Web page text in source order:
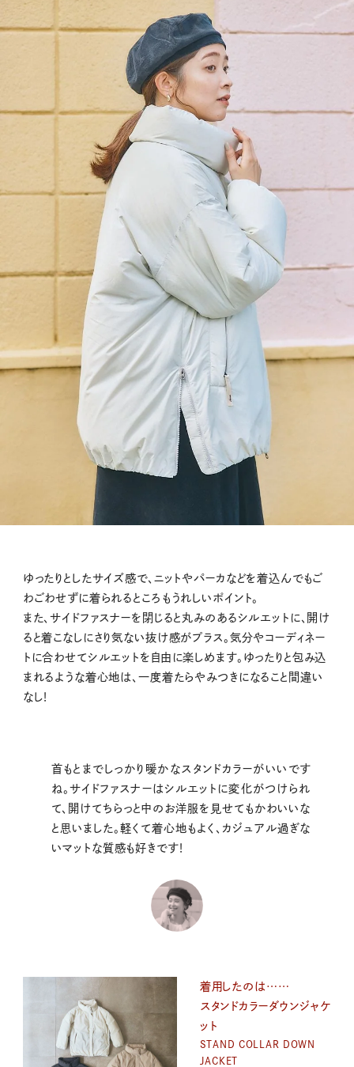
ゆったりとしたサイズ感で、ニットやパーカなどを着込んでもご
わごわせずに着られるところもうれしいポイント。
また、サイドファスナーを閉じると丸みのあるシルエットに、開け
ると着こなしにさり気ない抜け感がプラス。気分やコーディネー
トに合わせてシルエットを自由に楽しめます。ゆったりと包み込
まれるような着心地は、一度着たらやみつきになること間違い
なし！
首もとまでしっかり暖かなスタンドカラーがいいです
ね。サイドファスナーはシルエットに変化がつけられ
て、開けてちらっと中のお洋服を見せてもかわいいな
と思いました。軽くて着心地もよく、カジュアル過ぎな
いマットな質感も好きです！
着用したのは……
スタンドカラーダウンジャケ
ット
STAND COLLAR DOWN
JACKET